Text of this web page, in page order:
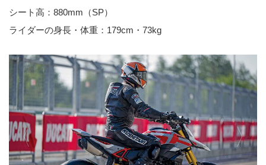
シート高：880mm（SP）
ライダーの身長・体重：179cm・73kg